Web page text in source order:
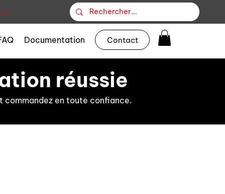
Documentation Contact
réussie
commandez en toute confiance.